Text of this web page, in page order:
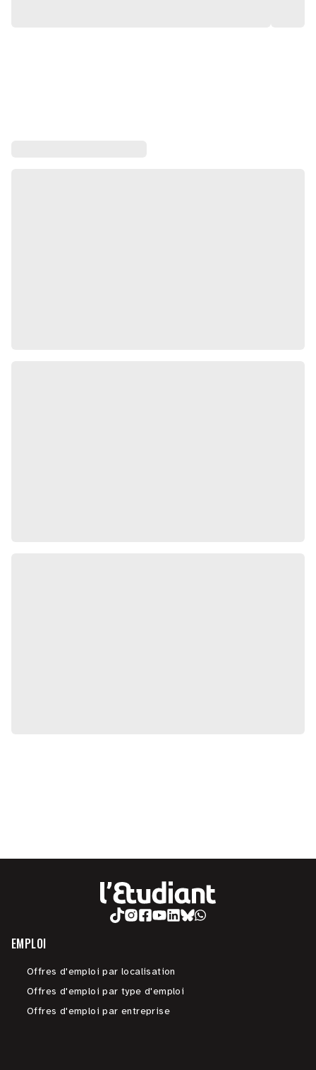
EMPLOI
Offres d'emploi par localisation
Offres d'emploi par type d'emploi
Offres d'emploi par entreprise